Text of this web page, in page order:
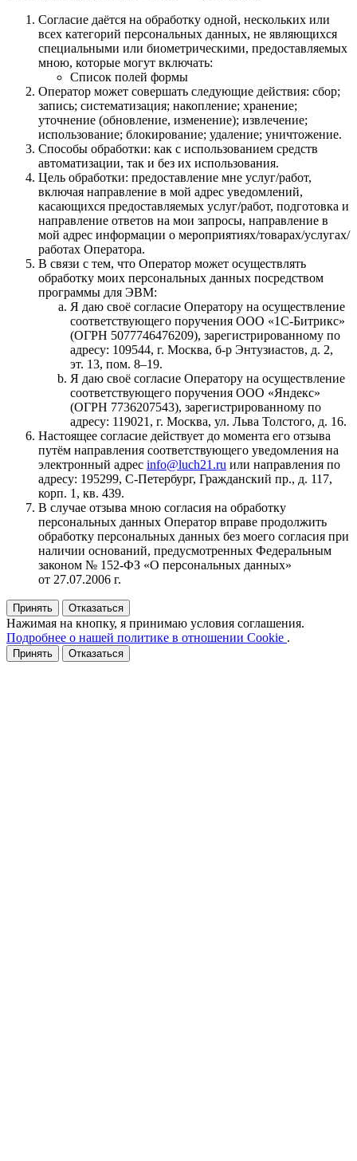
Согласие даётся на обработку одной, нескольких или
всех категорий персональных данных, не являющихся
специальными или биометрическими, предоставляемых
мною, которые могут включать:
Список полей формы
Оператор может совершать следующие действия: сбор;
запись; систематизация; накопление; хранение;
уточнение (обновление, изменение); извлечение;
использование; блокирование; удаление; уничтожение.
Способы обработки: как с использованием средств
автоматизации, так и без их использования.
Цель обработки: предоставление мне услуг/работ,
включая направление в мой адрес уведомлений,
касающихся предоставляемых услуг/работ, подготовка и
направление ответов на мои запросы, направление в
мой адрес информации о мероприятиях/товарах/услугах/
работах Оператора.
В связи с тем, что Оператор может осуществлять
обработку моих персональных данных посредством
программы для ЭВМ:
Я даю своё согласие Оператору на осуществление
соответствующего поручения ООО «1С‑Битрикс»
(ОГРН 5077746476209), зарегистрированному по
адресу: 109544, г. Москва, б‑р Энтузиастов, д. 2,
эт. 13, пом. 8–19.
Я даю своё согласие Оператору на осуществление
соответствующего поручения ООО «Яндекс»
(ОГРН 7736207543), зарегистрированному по
адресу: 119021, г. Москва, ул. Льва Толстого, д. 16.
Настоящее согласие действует до момента его отзыва
путём направления соответствующего уведомления на
электронный адрес info@luch21.ru или направления по
адресу: 195299, С‑Петербург, Гражданский пр., д. 117,
корп. 1, кв. 439.
В случае отзыва мною согласия на обработку
персональных данных Оператор вправе продолжить
обработку персональных данных без моего согласия при
наличии оснований, предусмотренных Федеральным
законом № 152‑ФЗ «О персональных данных»
от 27.07.2006 г.
Принять Отказаться
Нажимая на кнопку, я принимаю условия соглашения.
Подробнее о нашей политике в отношении Cookie .
Принять Отказаться